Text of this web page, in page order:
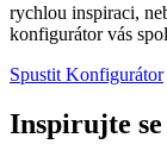
rychlou inspiraci,
konfigurátor vás
Spustit Konfigurátor
Inspirujte se